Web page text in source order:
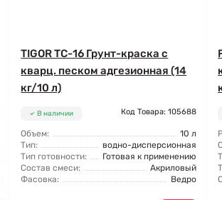
TIGOR ТС-16 Грунт-краска с
кварц. песком адгезионная (14
кг/10 л)
В наличии Код Товара: 105688
Объем:
10 л
Тип:
водно-дисперсионная
Тип готовности:
Готовая к применению
Состав смеси:
Акриловый
Фасовка:
Ведро